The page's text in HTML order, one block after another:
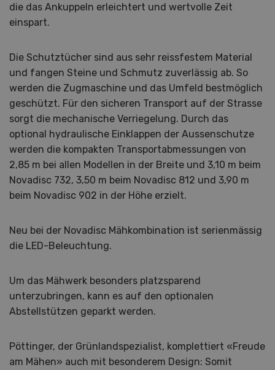
die das Ankuppeln erleichtert und wertvolle Zeit
einspart.
Die Schutztücher sind aus sehr reissfestem Material
und fangen Steine und Schmutz zuverlässig ab. So
werden die Zugmaschine und das Umfeld bestmöglich
geschützt. Für den sicheren Transport auf der Strasse
sorgt die mechanische Verriegelung. Durch das
optional hydraulische Einklappen der Aussenschutze
werden die kompakten Transportabmessungen von
2,85 m bei allen Modellen in der Breite und 3,10 m beim
Novadisc 732, 3,50 m beim Novadisc 812 und 3,90 m
beim Novadisc 902 in der Höhe erzielt.
Neu bei der Novadisc Mähkombination ist serienmässig
die LED-Beleuchtung.
Um das Mähwerk besonders platzsparend
unterzubringen, kann es auf den optionalen
Abstellstützen geparkt werden.
Pöttinger, der Grünlandspezialist, komplettiert «Freude
am Mähen» auch mit besonderem Design: Somit